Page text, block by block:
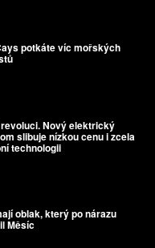
potkáte víc mořských
Nový elektrický
slibuje nízkou cenu i zcela
technologii
oblak, který po nárazu
Měsíc